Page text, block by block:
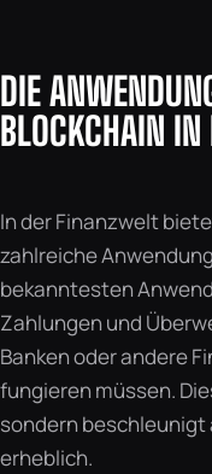
DIE
BLOCKCHAIN IN
In der Finanzwelt
zahlreiche
bekanntesten
Zahlungen und
Banken oder andere
fungieren müssen.
sondern beschleunigt
erheblich.